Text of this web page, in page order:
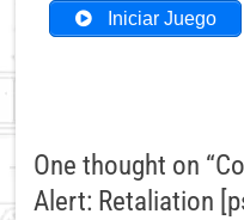
Iniciar Juego
One thought on “
Alert: Retaliation